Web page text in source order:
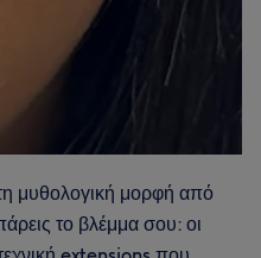
μυθολογική μορφή από
το βλέμμα σου: οι